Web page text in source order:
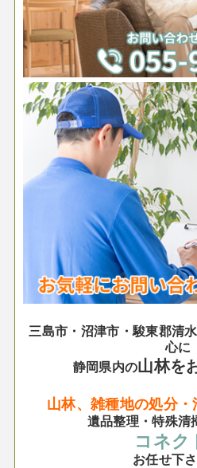
三島市・沼津市・駿東郡清
心に
静岡県内の山林を
山林、雑種地の処分・
遺品整理・特殊清
コネク
お任せ下